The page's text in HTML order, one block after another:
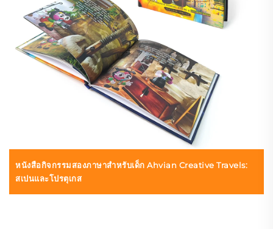
หนังสือกิจกรรมสองภาษาสำหรับเด็ก Ahvian Creative Travels:
สเปนและโปรตุเกส